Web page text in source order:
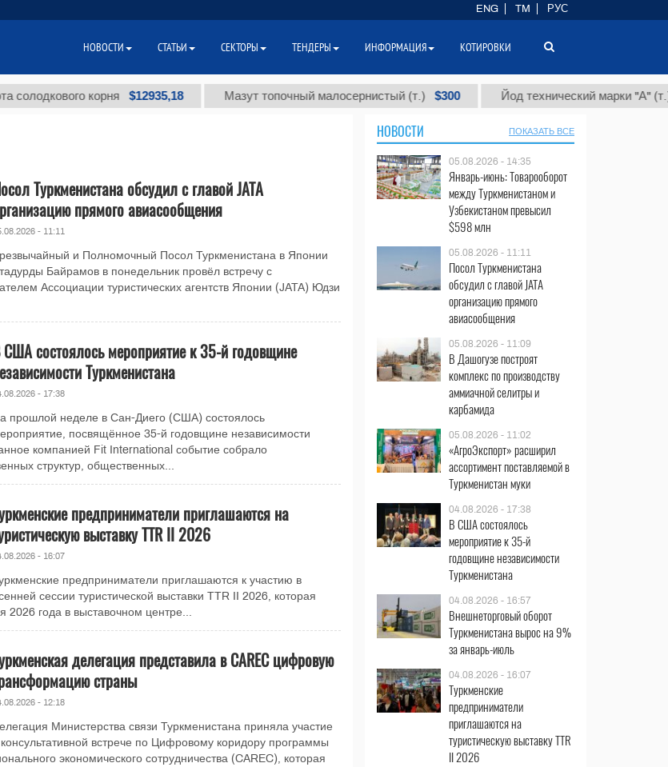
корня $12935,18 Мазут топочный малосернистый (т.) $300 Йод технический марки "А" (т.) $86
Туркменистана обсудил с главой JATA
прямого авиасообщения
- 11:11
и Полномочный Посол Туркменистана в Японии
Байрамов в понедельник провёл встречу с
Ассоциации туристических агентств Японии (JATA) Юдзи
состоялось мероприятие к 35-й годовщине
Туркменистана
- 17:38
прошлой неделе в Сан-Диего (США) состоялось
посвящённое 35-й годовщине независимости
компанией Fit International событие собрало
структур, общественных...
предприниматели приглашаются на
выставку TTR II 2026
- 16:07
предприниматели приглашаются к участию в
сессии туристической выставки TTR II 2026, которая
2026 года в выставочном центре...
делегация представила в CAREC цифровую
страны
- 12:18
Министерства связи Туркменистана приняла участие
консультативной встрече по Цифровому коридору программы
экономического сотрудничества (CAREC), которая
НОВОСТИ ПОКАЗАТЬ ВСЕ
05.08.2026 - 14:35
Январь-июнь: Товарооборот
между Туркменистаном и
Узбекистаном превысил
$598 млн
05.08.2026 - 11:11
Посол Туркменистана
обсудил с главой JATA
организацию прямого
авиасообщения
05.08.2026 - 11:09
В Дашогузе построят
комплекс по производству
аммиачной селитры и
карбамида
05.08.2026 - 11:02
«АгроЭкспорт» расширил
ассортимент поставляемой в
Туркменистан муки
04.08.2026 - 17:38
В США состоялось
мероприятие к 35-й
годовщине независимости
Туркменистана
04.08.2026 - 16:57
Внешнеторговый оборот
Туркменистана вырос на 9%
за январь-июль
04.08.2026 - 16:07
Туркменские
предприниматели
приглашаются на
туристическую выставку TTR
II 2026
ENG TM РУС
НОВОСТИ СТАТЬИ СЕКТОРЫ ТЕНДЕРЫ ИНФОРМАЦИЯ КОТИРОВКИ